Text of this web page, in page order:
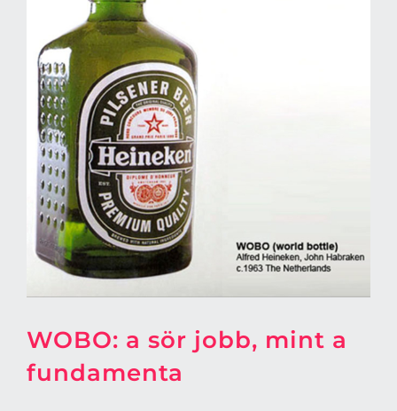
WOBO: a sör jobb, mint a
fundamenta